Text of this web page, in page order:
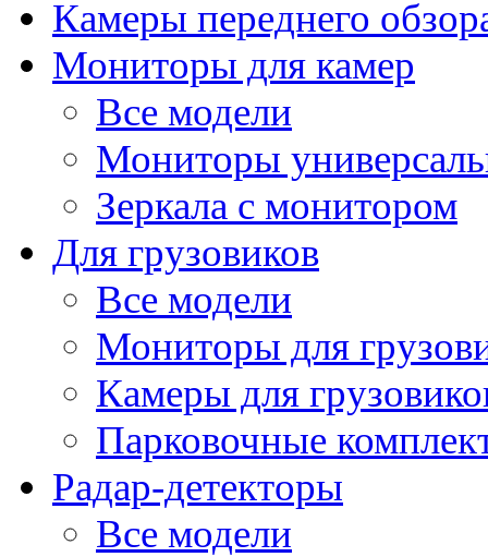
Камеры переднего
Мониторы для камер
Все модели
Мониторы
Зеркала с монитором
Для грузовиков
Все модели
Мониторы для
Камеры для
Парковочные
Радар-детекторы
Все модели